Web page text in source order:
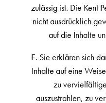
zulässig ist. Die Kent
nicht ausdrücklich
auf die Inhalte
E. Sie erklären sich
Inhalte auf eine
zu
auszustrahlen, zu